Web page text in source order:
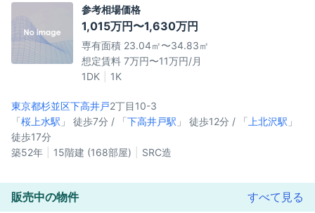
参考相場価格
1,015万円〜1,630万円
専有面積 23.04㎡〜34.83㎡
想定賃料 7万円〜11万円/月
1DK
1K
東京都杉並区下高井戸2丁目10-3
「桜上水駅 」 徒歩7分 / 「下高井戸駅 」 徒歩12分 / 「 上北沢駅 」
徒歩17分
築52年
15階建 (168部屋) SRC造
販売中の物件 すべて見る